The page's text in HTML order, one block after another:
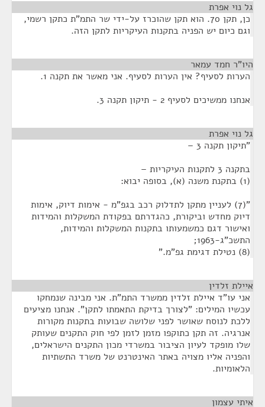
גל נוי אפרת
כן, תקן 70. הוא תקן שהוכרז על-ידי שר התמ"ת כתקן רשמי,
וגם כיום יש הפניה בתקנות העיקריות לתקן הזה.
היו"ר חמד עמאר
הערות לסעיף? אין הערות לסעיף. אני מאשר את תקנה 1.
אנחנו ממשיכים לסעיף 2 - תיקון תקנה 3.
גל נוי אפרת
"תיקון תקנה 3 –
בתקנה 3 לתקנות העיקריות –
(1) בתקנת משנה (א), בסופה יבוא:
"(7) לעניין מתקן לתדלוק רכב בגפ"מ - אימות דיוק, אימות
דיוק מחדש וביקורת, כהגדרתם בפקודת המשקלות והמידות
ואישור דגם כמשמעותו בתקנות המשקלות והמידות,
התשכ"ג-1963;
(8) נטילת דגימת גפ"מ."
איילת זלדין
אני עו"ד איילת זלדין ממשרד התמ"ת. אני מבינה שנמחקו
עכשיו המילים: "לצורך בדיקת התאמתו לתקן". אנחנו מציעים
ללכת לנוסח שאושר לפני שלושה שבועות בתקנות מקורות
אנרגיה. זה תקן כתוקפו מזמן לזמן לפי חוק התקנים שעותק
שלו מופקד לעיון הציבור במשרדי מכון התקנים הישראלים,
והפניה אליו מצויה באתר האינטרנט של משרד התשתיות
הלאומיות.
איתי עצמון